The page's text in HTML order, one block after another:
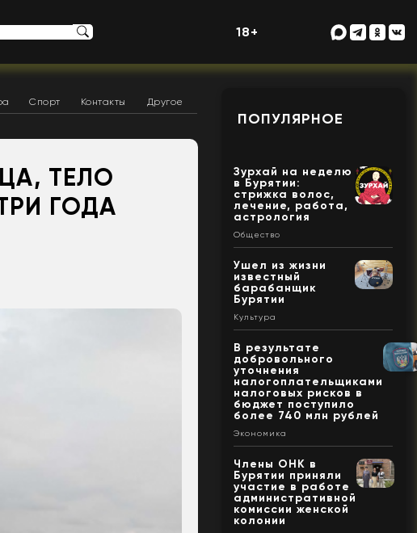
18+
Спорт Контакты Другое
ТЕЛО
ГОДА
ПОПУЛЯРНОЕ
Зурхай на неделю
в Бурятии:
стрижка волос,
лечение, работа,
астрология
Общество
Ушел из жизни
известный
барабанщик
Бурятии
Культура
В результате
добровольного
уточнения
налогоплательщиками
налоговых рисков в
бюджет поступило
более 740 млн рублей
Экономика
Члены ОНК в
Бурятии приняли
участие в работе
административной
комиссии женской
колонии